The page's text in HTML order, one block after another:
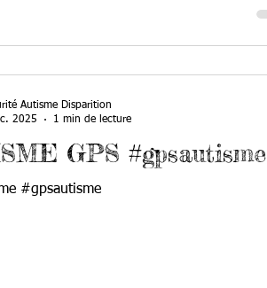
GPS #gpsautisme
#gpsautisme
Autisme Disparition
2025
1 min de lecture